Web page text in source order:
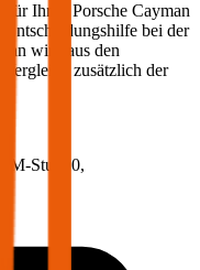
für Ihren Porsche Cayman
bei der
wird aus den
zusätzlich der
BM-Stufe 0,